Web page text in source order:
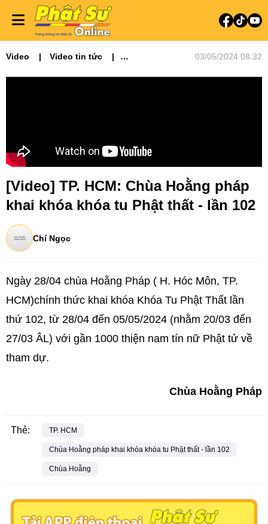
Video
Video tin tức
03/05/2024 08:32
[Video] TP. HCM: Chùa Hoằng pháp
khai khóa khóa tu Phật thất - lần 102
Chí Ngọc
Ngày 28/04 chùa Hoằng Pháp ( H. Hóc Môn, TP.
HCM)chính thức khai khóa Khóa Tu Phật Thất lần
thứ 102, từ 28/04 đến 05/05/2024 (nhằm 20/03 đến
27/03 ÂL) với gần 1000 thiện nam tín nữ Phật tử về
tham dự.
Chùa Hoằng Pháp
Thẻ: TP. HCM
Chùa Hoằng pháp khai khóa khóa tu Phật thất - lần 102
Chùa Hoằng